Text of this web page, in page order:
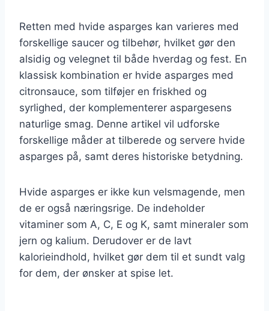
Retten med hvide asparges kan varieres med
forskellige saucer og tilbehør, hvilket gør den
alsidig og velegnet til både hverdag og fest. En
klassisk kombination er hvide asparges med
citronsauce, som tilføjer en friskhed og
syrlighed, der komplementerer aspargesens
naturlige smag. Denne artikel vil udforske
forskellige måder at tilberede og servere hvide
asparges på, samt deres historiske betydning.
Hvide asparges er ikke kun velsmagende, men
de er også næringsrige. De indeholder
vitaminer som A, C, E og K, samt mineraler som
jern og kalium. Derudover er de lavt
kalorieindhold, hvilket gør dem til et sundt valg
for dem, der ønsker at spise let.